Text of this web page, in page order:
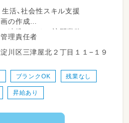
挑戦をお待ちしております！
活、社会性スキル支援
の作成
連携のための訪問業務
、相談支援機関など
ムを子ども達に提供しています
理責任者
川区三津屋北２丁目１１−１９
ブランクOK 残業なし
昇給あり